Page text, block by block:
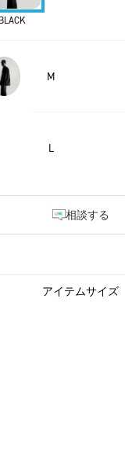
BLACK
M
L
相談する
アイテムサイズ